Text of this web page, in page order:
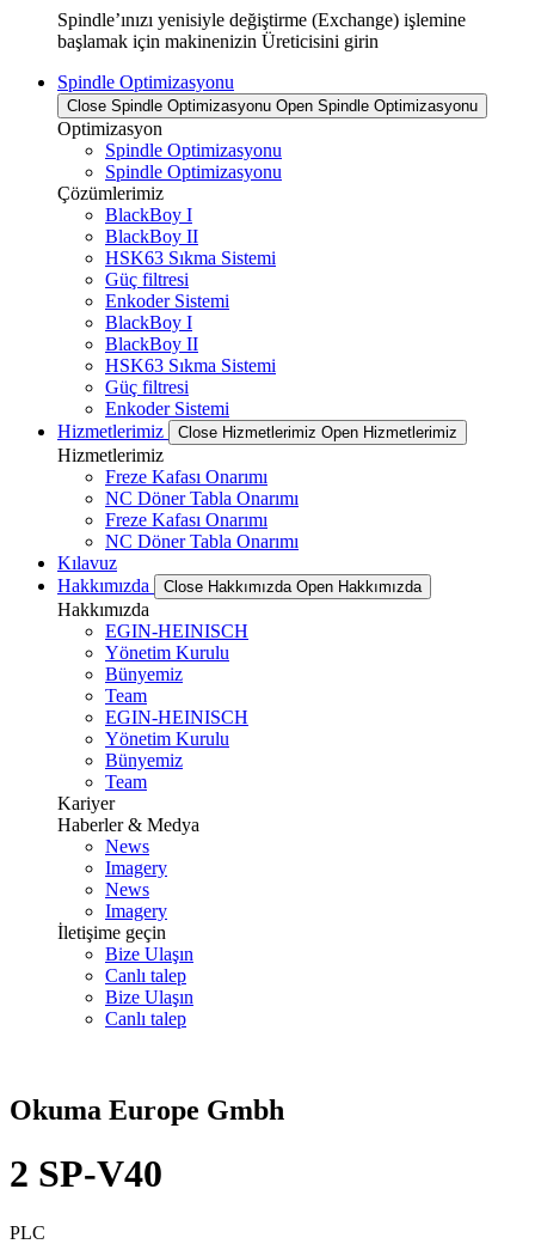
Spindle’ınızı yenisiyle değiştirme (Exchange) işlemine
başlamak için makinenizin Üreticisini girin
Spindle Optimizasyonu
Close Spindle Optimizasyonu Open Spindle Optimizasyonu
Optimizasyon
Spindle Optimizasyonu
Spindle Optimizasyonu
Çözümlerimiz
BlackBoy I
BlackBoy II
HSK63 Sıkma Sistemi
Güç filtresi
Enkoder Sistemi
BlackBoy I
BlackBoy II
HSK63 Sıkma Sistemi
Güç filtresi
Enkoder Sistemi
Hizmetlerimiz
Close Hizmetlerimiz Open Hizmetlerimiz
Hizmetlerimiz
Freze Kafası Onarımı
NC Döner Tabla Onarımı
Freze Kafası Onarımı
NC Döner Tabla Onarımı
Kılavuz
Hakkımızda
Close Hakkımızda Open Hakkımızda
Hakkımızda
EGIN-HEINISCH
Yönetim Kurulu
Bünyemiz
Team
EGIN-HEINISCH
Yönetim Kurulu
Bünyemiz
Team
Kariyer
Haberler & Medya
News
Imagery
News
Imagery
İletişime geçin
Bize Ulaşın
Canlı talep
Bize Ulaşın
Canlı talep
Okuma Europe Gmbh
2 SP-V40
PLC